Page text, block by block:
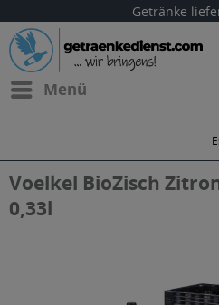
Getränke
Menü
Voelkel BioZisch
0,33l